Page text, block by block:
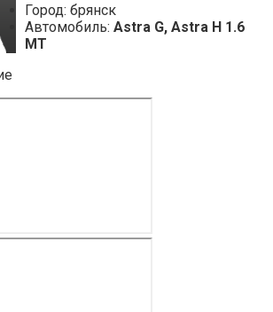
Город: брянск
Автомобиль: Astra G, Astra H 1.6
MT